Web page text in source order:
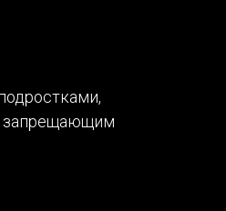
запрещающим